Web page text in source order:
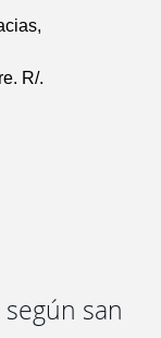
R/.
san